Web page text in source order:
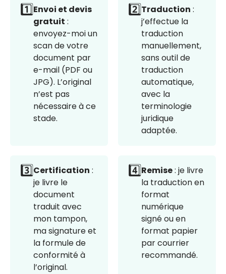
1️⃣Envoi et devis
gratuit :
envoyez-moi un
scan de votre
document par
e-mail (PDF ou
JPG). L’original
n’est pas
nécessaire à ce
stade.
2️⃣Traduction :
j’effectue la
traduction
manuellement,
sans outil de
traduction
automatique,
avec la
terminologie
juridique
adaptée.
3️⃣Certification :
je livre le
document
traduit avec
mon tampon,
ma signature et
la formule de
conformité à
l’original.
4️⃣Remise: je livre
la traduction en
format
numérique
signé ou en
format papier
par courrier
recommandé.